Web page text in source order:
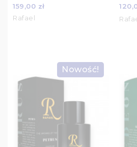
159,00 zł
Rafael
Nowość!